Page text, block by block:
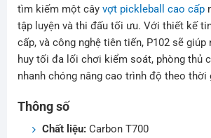
tìm kiếm một cây vợt pickleball cao cấp
tập luyện và thi đấu tối ưu. Với thiết kế
cấp, và công nghệ tiên tiến, P102 sẽ
huy tối đa lối chơi kiểm soát, phòng thủ
nhanh chóng nâng cao trình độ theo thời
Thông số
Chất liệu:Carbon T700